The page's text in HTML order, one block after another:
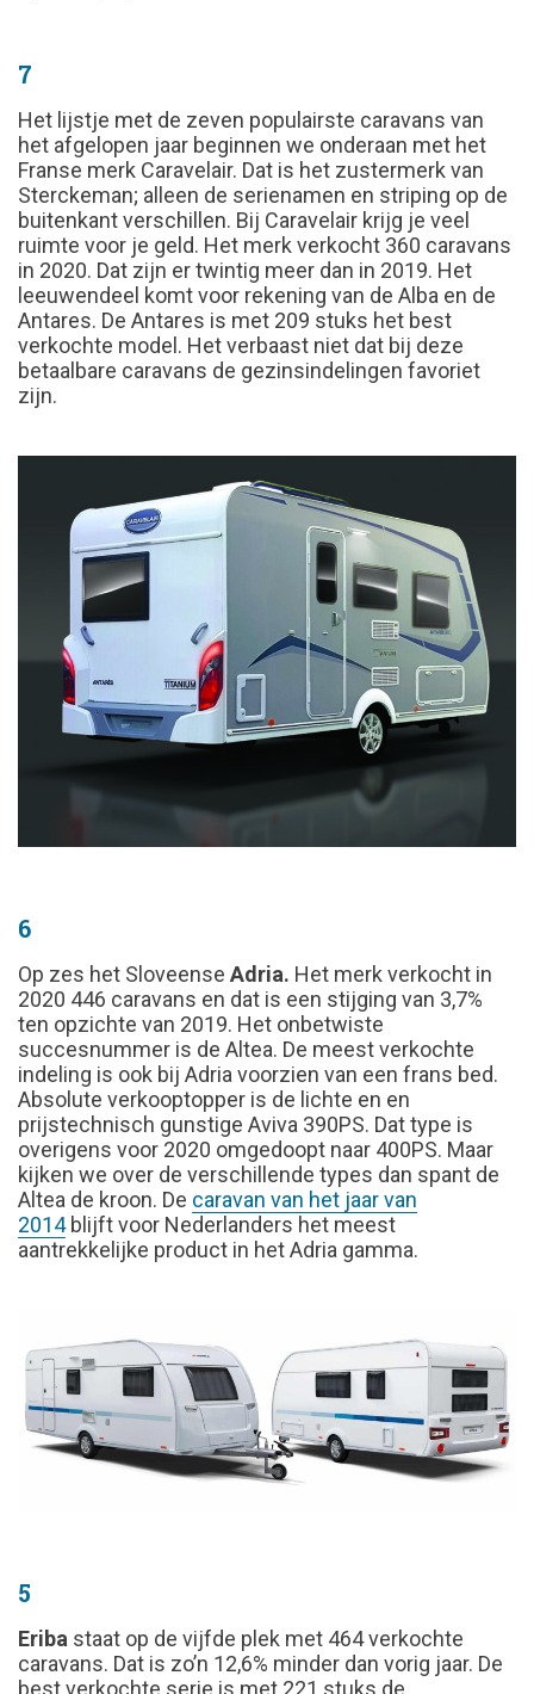
7
Het lijstje met de zeven populairste caravans van
het afgelopen jaar beginnen we onderaan met het
Franse merk Caravelair. Dat is het zustermerk van
Sterckeman; alleen de serienamen en striping op de
buitenkant verschillen. Bij Caravelair krijg je veel
ruimte voor je geld. Het merk verkocht 360 caravans
in 2020. Dat zijn er twintig meer dan in 2019. Het
leeuwendeel komt voor rekening van de Alba en de
Antares. De Antares is met 209 stuks het best
verkochte model. Het verbaast niet dat bij deze
betaalbare caravans de gezinsindelingen favoriet
zijn.
6
Op zes het Sloveense Adria. Het merk verkocht in
2020 446 caravans en dat is een stijging van 3,7%
ten opzichte van 2019. Het onbetwiste
succesnummer is de Altea. De meest verkochte
indeling is ook bij Adria voorzien van een frans bed.
Absolute verkooptopper is de lichte en en
prijstechnisch gunstige Aviva 390PS. Dat type is
overigens voor 2020 omgedoopt naar 400PS. Maar
kijken we over de verschillende types dan spant de
Altea de kroon. De caravan van het jaar van
2014blijft voor Nederlanders het meest
aantrekkelijke product in het Adria gamma.
5
Eriba staat op de vijfde plek met 464 verkochte
caravans. Dat is zo’n 12,6% minder dan vorig jaar. De
best verkochte serie is met 221 stuks de